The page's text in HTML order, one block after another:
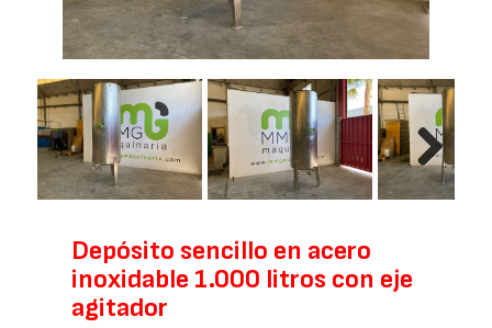
Next
Depósito sencillo en acero
inoxidable 1.000 litros con eje
agitador